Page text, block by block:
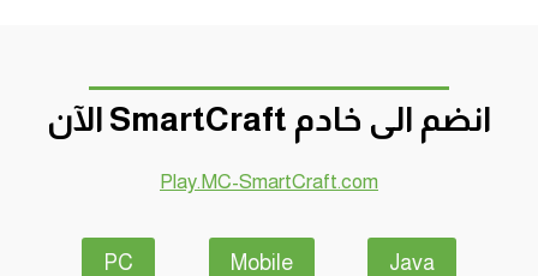
انضم الى خادم SmartCraft الآن
Play.MC-SmartCraft.com
Java
Mobile
PC